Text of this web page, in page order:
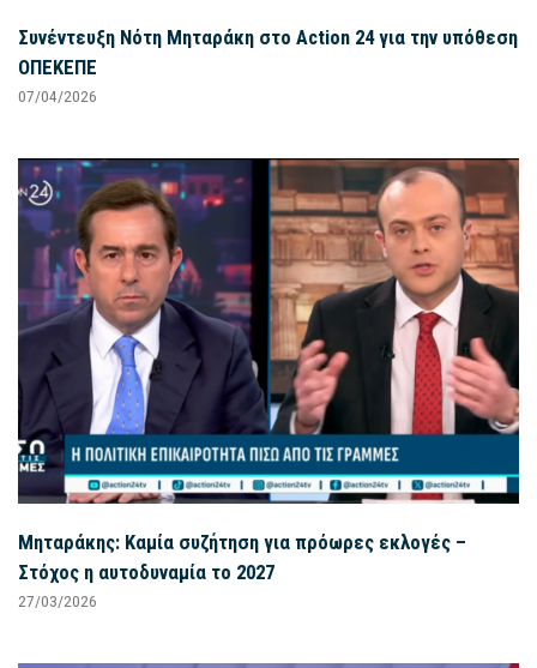
Συνέντευξη Νότη Μηταράκη στο Action 24 για την υπόθεση
ΟΠΕΚΕΠΕ
07/04/2026
Μηταράκης: Καμία συζήτηση για πρόωρες εκλογές –
Στόχος η αυτοδυναμία το 2027
27/03/2026